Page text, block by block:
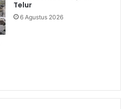
Telur
6 Agustus 2026